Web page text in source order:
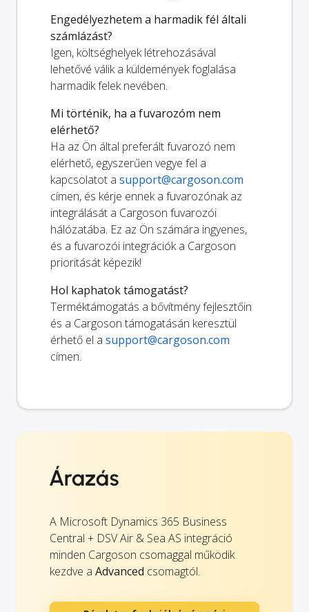
Engedélyezhetem a harmadik fél általi
számlázást?
Igen, költséghelyek létrehozásával
lehetővé válik a küldemények foglalása
harmadik felek nevében.
Mi történik, ha a fuvarozóm nem
elérhető?
Ha az Ön által preferált fuvarozó nem
elérhető, egyszerűen vegye fel a
kapcsolatot a support@cargoson.com
címen, és kérje ennek a fuvarozónak az
integrálását a Cargoson fuvarozói
hálózatába. Ez az Ön számára ingyenes,
és a fuvarozói integrációk a Cargoson
prioritását képezik!
Hol kaphatok támogatást?
Terméktámogatás a bővítmény fejlesztőin
és a Cargoson támogatásán keresztül
érhető el a support@cargoson.com
címen.
Árazás
A Microsoft Dynamics 365 Business
Central + DSV Air & Sea AS integráció
minden Cargoson csomaggal működik
kezdve a Advanced csomagtól.